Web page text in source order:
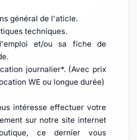
général de l'aticle.
techniques.
et/ou sa fiche de
journalier*. (Avec prix
WE ou longue durée)
intéresse effectuer votre
sur notre site internet
ce dernier vous